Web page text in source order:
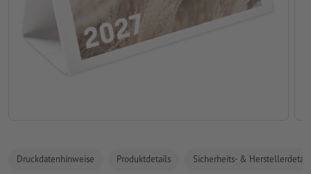
Druckdatenhinweise Produktdetails Sicherheits- &